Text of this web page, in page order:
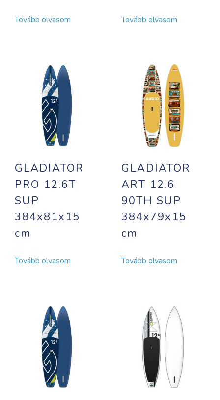
Tovább olvasom Tovább olvasom
GLADIATOR
PRO 12.6T
SUP
384x81x15
cm
Tovább olvasom
GLADIATOR
ART 12.6
90TH SUP
384x79x15
cm
Tovább olvasom